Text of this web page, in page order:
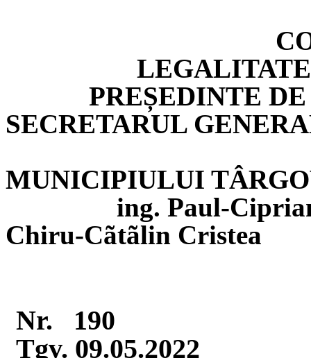
PREȘEDINTE
SECRETARUL
MUNICIPIULUI
ing. Paul-
Chiru-Cãtãlin Cristea
Nr.
190
Tgv. 09.05.2022